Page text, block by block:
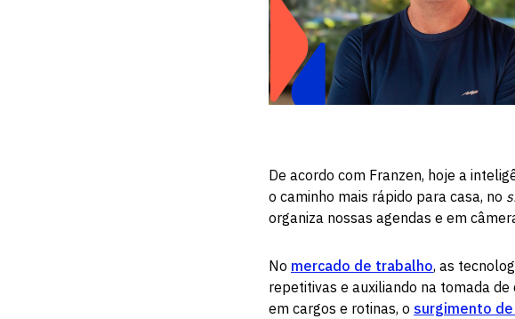
De acordo com Franzen, hoje a
o caminho mais rápido para casa, no
organiza nossas agendas e em
No mercado de trabalho, as
repetitivas e auxiliando na tomada
em cargos e rotinas, o surgimento